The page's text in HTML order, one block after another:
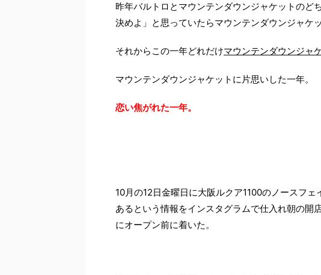
昨年バルトロとマウンテンダウンジャケットのど
決めよ」と思っていたらマウンテンダウンジャケ
それからこの一年どれだけマウンテンダウンジャ
マウンテンダウンジャケットに片思いした一年。
恋い焦がれた一年。
10月の12日金曜日に大阪ルクア1100のノースフ
あるという情報をインスタグラムで仕入れ朝の開
にオープン前に着いた。